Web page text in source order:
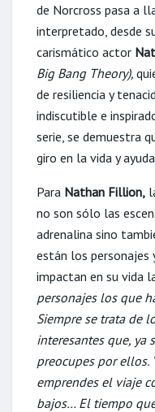
de Norcross pasa a
interpretado, desde
carismático actor
Big Bang Theory),
de resiliencia y
indiscutible e
serie, se demuestra
giro en la vida y
Para Nathan Fillion,
no son sólo las
adrenalina sino
están los personajes
impactan en su vida
personajes los que
Siempre se trata de
interesantes que, ya
preocupes por
emprendes el viaje
bajos… El tiempo